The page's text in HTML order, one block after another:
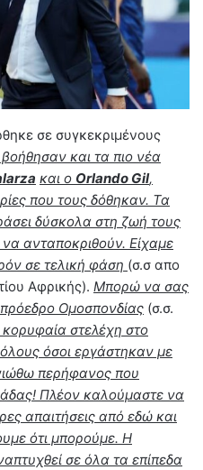
σε συγκεκριμένους
και τα πιο νέα
και ο Orlando Gil,
που τους δόθηκαν. Τα
δύσκολα στη ζωή τους
να ανταποκριθούν. Είχαμε
σε τελική φάση (σ.σ απο
Αφρικής). Μπορώ να σας
Ομοσπονδίας (σ.σ.
στελέχη στο
όσοι εργάστηκαν με
περήφανος που
Πλέον καλούμαστε να
απαιτήσεις από εδώ και
ότι μπορούμε. Η
σε όλα τα επίπεδα